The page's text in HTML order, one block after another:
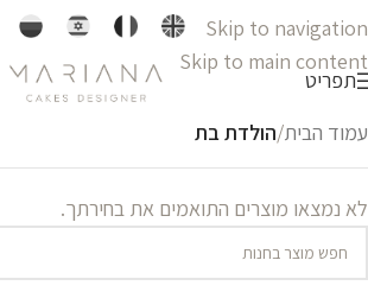
Skip to navigation
Skip to main content
תפריט
עמוד הבית/הולדת בת
לא נמצאו מוצרים התואמים את בחירתך.